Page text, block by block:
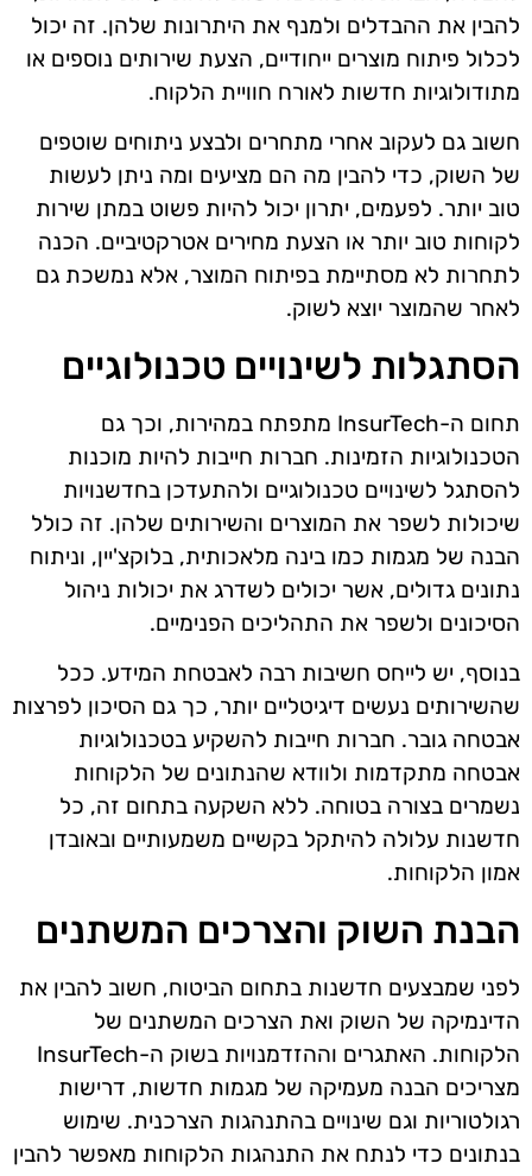
להבין את ההבדלים ולמנף את היתרונות שלהן. זה יכול
לכלול פיתוח מוצרים ייחודיים, הצעת שירותים נוספים או
מתודולוגיות חדשות לאורח חוויית הלקוח.
חשוב גם לעקוב אחרי מתחרים ולבצע ניתוחים שוטפים
של השוק, כדי להבין מה הם מציעים ומה ניתן לעשות
טוב יותר. לפעמים, יתרון יכול להיות פשוט במתן שירות
לקוחות טוב יותר או הצעת מחירים אטרקטיביים. הכנה
לתחרות לא מסתיימת בפיתוח המוצר, אלא נמשכת גם
לאחר שהמוצר יוצא לשוק.
הסתגלות לשינויים טכנולוגיים
תחום ה-InsurTech מתפתח במהירות, וכך גם
הטכנולוגיות הזמינות. חברות חייבות להיות מוכנות
להסתגל לשינויים טכנולוגיים ולהתעדכן בחדשנויות
שיכולות לשפר את המוצרים והשירותים שלהן. זה כולל
הבנה של מגמות כמו בינה מלאכותית, בלוקצ'יין, וניתוח
נתונים גדולים, אשר יכולים לשדרג את יכולות ניהול
הסיכונים ולשפר את התהליכים הפנימיים.
בנוסף, יש לייחס חשיבות רבה לאבטחת המידע. ככל
שהשירותים נעשים דיגיטליים יותר, כך גם הסיכון לפרצות
אבטחה גובר. חברות חייבות להשקיע בטכנולוגיות
אבטחה מתקדמות ולוודא שהנתונים של הלקוחות
נשמרים בצורה בטוחה. ללא השקעה בתחום זה, כל
חדשנות עלולה להיתקל בקשיים משמעותיים ובאובדן
אמון הלקוחות.
הבנת השוק והצרכים המשתנים
לפני שמבצעים חדשנות בתחום הביטוח, חשוב להבין את
הדינמיקה של השוק ואת הצרכים המשתנים של
הלקוחות. האתגרים וההזדמנויות בשוק ה-InsurTech
מצריכים הבנה מעמיקה של מגמות חדשות, דרישות
רגולטוריות וגם שינויים בהתנהגות הצרכנית. שימוש
בנתונים כדי לנתח את התנהגות הלקוחות מאפשר להבין